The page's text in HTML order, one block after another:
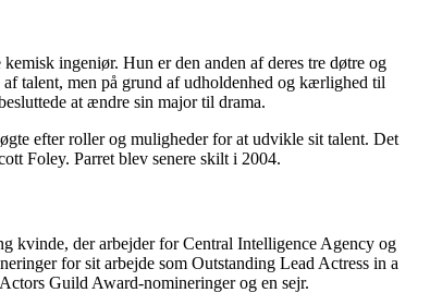
ingeniør. Hun er den anden af deres tre døtre og
talent, men på grund af udholdenhed og kærlighed til
at ændre sin major til drama.
efter roller og muligheder for at udvikle sit talent. Det
Foley. Parret blev senere skilt i 2004.
kvinde, der arbejder for Central Intelligence Agency og
for sit arbejde som Outstanding Lead Actress in a
Guild Award-nomineringer og en sejr.